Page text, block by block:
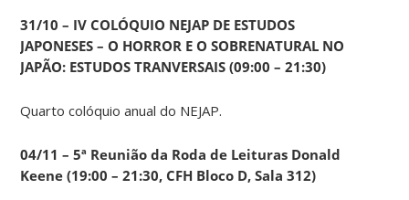
31/10 – IV COLÓQUIO NEJAP DE ESTUDOS
JAPONESES – O HORROR E O SOBRENATURAL NO
JAPÃO: ESTUDOS TRANVERSAIS (09:00 – 21:30)
Quarto colóquio anual do NEJAP.
04/11 – 5ª Reunião da Roda de Leituras Donald
Keene (19:00 – 21:30, CFH Bloco D, Sala 312)